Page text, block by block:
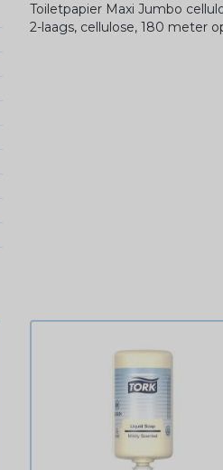
Toiletpapier Maxi Jumbo
2-laags, cellulose, 180 meter